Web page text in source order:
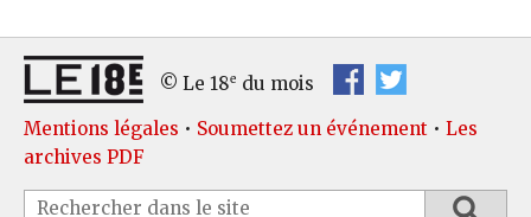
© Le 18e du mois
Mentions légales • Soumettez un événement • Les
archives PDF